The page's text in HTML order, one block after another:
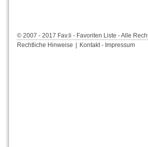
© 2007 - 2017 Fav.li - Favoriten Liste - Alle
Rechtliche Hinweise
Kontakt - Impressum